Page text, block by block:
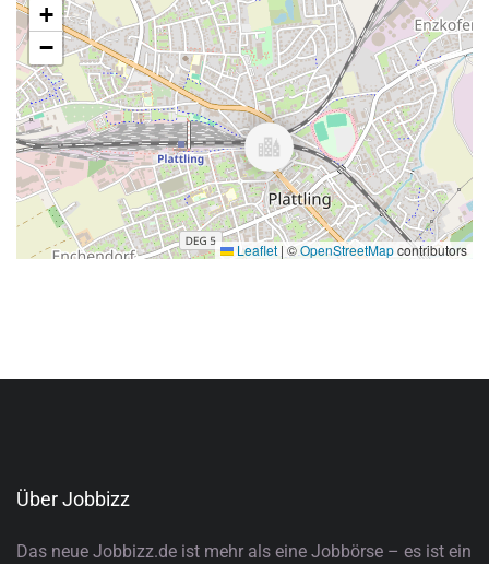
+
−
Leaflet | ©OpenStreetMapcontributors
Über Jobbizz
Das neue Jobbizz.de ist mehr als eine Jobbörse – es ist ein